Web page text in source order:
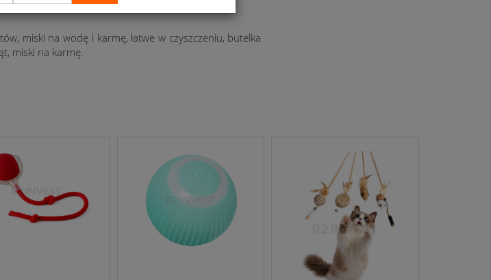
miski na wodę i karmę, łatwe w czyszczeniu, butelka
miski na karmę.